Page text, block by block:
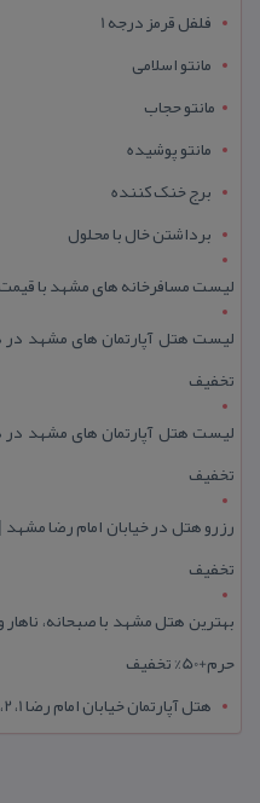
فلفل قرمز درجه 1
مانتو اسلامی
مانتو حجاب
مانتو پوشیده
برج خنک کننده
برداشتن خال با محلول
لیست مسافرخانه های مشهد با قیمت
تخفیف
تخفیف
تخفیف
بهترین هتل مشهد با صبحانه،
حرم+50% تخفیف
هتل آپارتمان خیابان امام رضا 1، 2، 3، 5،8 ،16 | تا 90 % تخفیف